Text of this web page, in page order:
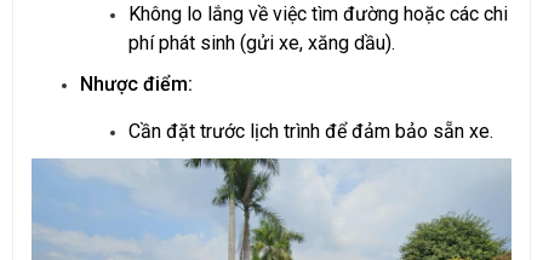
Không lo lắng về việc tìm đường hoặc các chi
phí phát sinh (gửi xe, xăng dầu).
Nhược điểm:
Cần đặt trước lịch trình để đảm bảo sẵn xe.